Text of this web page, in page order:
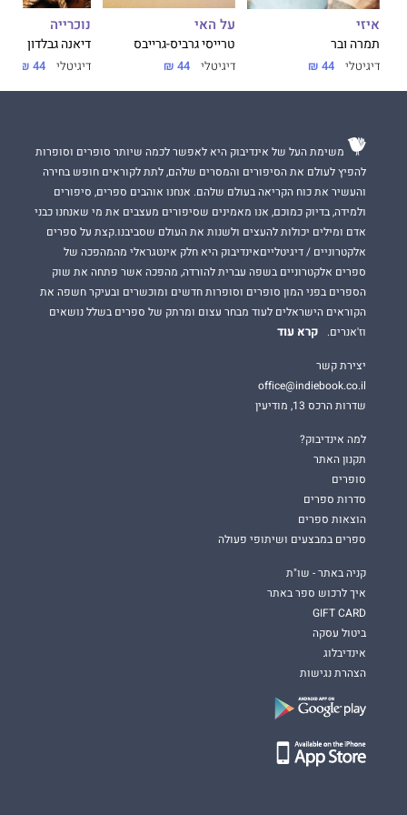
איזי
תמרה ובר
דיגיטלי 44 ₪
על האי
טרייסי גרביס-גרייבס
דיגיטלי 44 ₪
נוכרייה
דיאנה גבלדון
דיגיטלי 44 ₪
משימת העל של אינדיבוק היא לאפשר לכמה שיותר סופרים וסופרות
להפיץ לעולם את הסיפורים והמסרים שלהם, לתת לקוראים חופש בחירה
והעשיר את כוח הקריאה בעולם שלהם. אנחנו אוהבים ספרים, סיפורים
ולמידה, בדיוק כמוכם, אנו מאמינים שסיפורים מעצבים את מי שאנחנו כבני
אדם ומילים יכולות להעצים ולשנות את העולם שסביבנו.קצת על ספרים
אלקטרוניים / דיגיטלייםאינדיבוק היא חלק אינטגראלי מהמהפכה של
ספרים אלקטרוניים בשפה עברית להורדה, מהפכה אשר פתחה את שוק
הספרים בפני המון סופרים וסופרות חדשים ומוכשרים ובעיקר חשפה את
הקוראים הישראלים לעוד מבחר עצום ומרתק של ספרים בשלל נושאים
וז'אנרים.
קרא עוד
יצירת קשר
office@indiebook.co.il
שדרות הרכס 13, מודיעין
למה אינדיבוק?
תקנון האתר
סופרים
סדרות ספרים
הוצאות ספרים
ספרים במבצעים ושיתופי פעולה
קניה באתר - שו"ת
איך לרכוש ספר באתר
GIFT CARD
ביטול עסקה
אינדיבלוג
הצהרת נגישות